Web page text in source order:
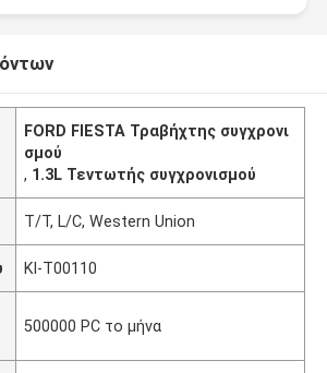
FORD FIESTA Τραβήχτης συγχρονι
σμού
, 1.3L Τεντωτής συγχρονισμού
T/T, L/C, Western Union
Kl-T00110
500000 PC το μήνα